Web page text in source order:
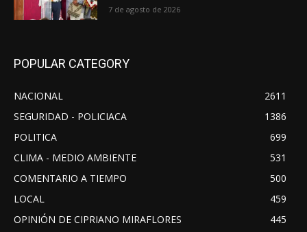
7 de agosto de 2026
POPULAR CATEGORY
NACIONAL
2611
SEGURIDAD - POLICIACA
1386
POLITICA
699
CLIMA - MEDIO AMBIENTE
531
COMENTARIO A TIEMPO
500
LOCAL
459
OPINIÓN DE CIPRIANO MIRAFLORES
445